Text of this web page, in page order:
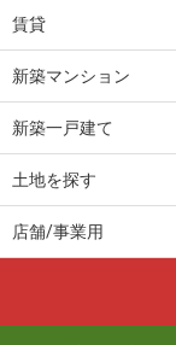
賃貸
新築マンション
新築一戸建て
土地を探す
店舗/事業用